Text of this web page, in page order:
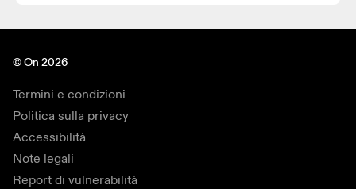
© On 2026
Termini e condizioni
Politica sulla privacy
Accessibilità
Note legali
Report di vulnerabilità